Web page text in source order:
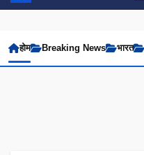
होम Breaking News भारत